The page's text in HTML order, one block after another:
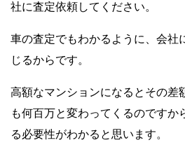
社に査定依頼してください。
車の査定でもわかるように、会社
じるからです。
高額なマンションになるとその差
も何百万と変わってくるのですか
る必要性がわかると思います。